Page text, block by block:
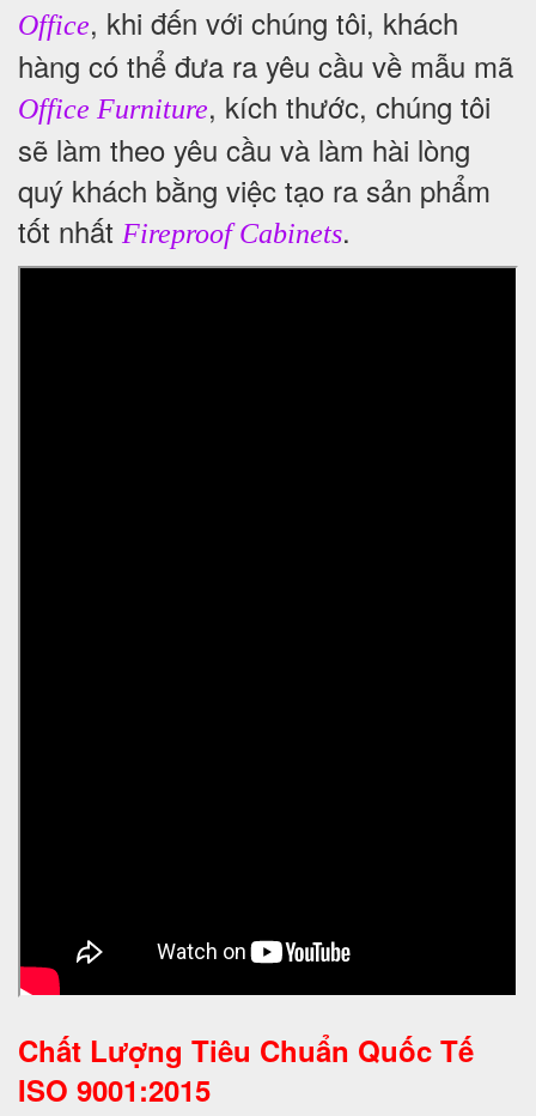
Office, khi đến với chúng tôi, khách
hàng có thể đưa ra yêu cầu về mẫu mã
Office Furniture, kích thước, chúng tôi
sẽ làm theo yêu cầu và làm hài lòng
quý khách bằng việc tạo ra sản phẩm
tốt nhất Fireproof Cabinets.
Chất Lượng Tiêu Chuẩn Quốc Tế
ISO 9001:2015